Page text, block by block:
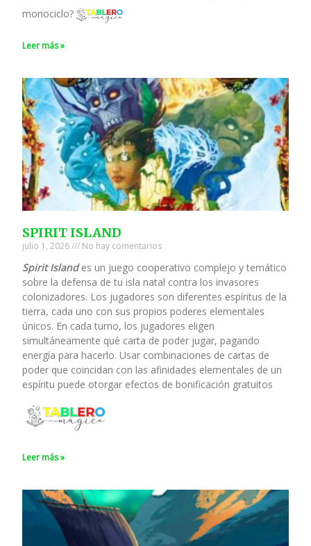
monociclo?
Leer más »
SPIRIT ISLAND
julio 1, 2026 No hay comentarios
Spirit Islandes un juego cooperativo complejo y temático
sobre la defensa de tu isla natal contra los invasores
colonizadores. Los jugadores son diferentes espíritus de la
tierra, cada uno con sus propios poderes elementales
únicos. En cada turno, los jugadores eligen
simultáneamente qué carta de poder jugar, pagando
energía para hacerlo. Usar combinaciones de cartas de
poder que coincidan con las afinidades elementales de un
espíritu puede otorgar efectos de bonificación gratuitos
Leer más »